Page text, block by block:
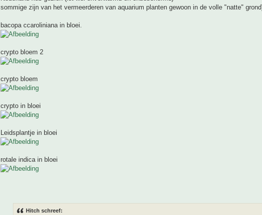
sommige zijn van het vermeerderen van aquarium planten gewoon in de volle "natte"
bacopa ccaroliniana in bloei.
crypto bloem 2
crypto bloem
crypto in bloei
Leidsplantje in bloei
rotale indica in bloei
Hitch schreef: